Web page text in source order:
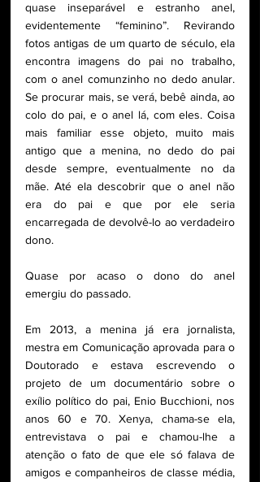
quase inseparável e estranho anel,
evidentemente “feminino”. Revirando
fotos antigas de um quarto de século, ela
encontra imagens do pai no trabalho,
com o anel comunzinho no dedo anular.
Se procurar mais, se verá, bebê ainda, ao
colo do pai, e o anel lá, com eles. Coisa
mais familiar esse objeto, muito mais
antigo que a menina, no dedo do pai
desde sempre, eventualmente no da
mãe. Até ela descobrir que o anel não
era do pai e que por ele seria
encarregada de devolvê-lo ao verdadeiro
dono.
Quase por acaso o dono do anel
emergiu do passado.
Em 2013, a menina já era jornalista,
mestra em Comunicação aprovada para o
Doutorado e estava escrevendo o
projeto de um documentário sobre o
exílio político do pai, Enio Bucchioni, nos
anos 60 e 70. Xenya, chama-se ela,
entrevistava o pai e chamou-lhe a
atenção o fato de que ele só falava de
amigos e companheiros de classe média,